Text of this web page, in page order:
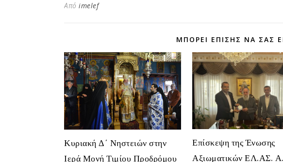
Από imelef
ΜΠΟΡΕΊ ΕΠΊΣΗΣ ΝΑ ΣΑΣ
Κυριακή Δ΄ Νηστειών στην
Ιερά Μονή Τιμίου Προδρόμου
Επίσκεψη της Ένωσης
Αξιωματικών ΕΛ.ΑΣ.